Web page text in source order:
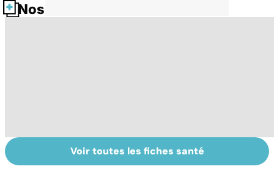
Nos fiches santé
Le magnésium,
Intestin irritable :
Voir toutes les fiches santé